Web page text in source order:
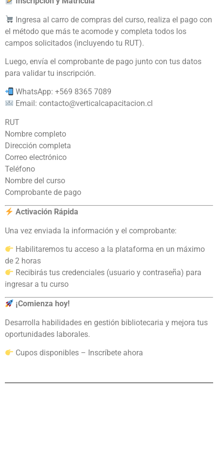
Ingresa al carro de compras del curso, realiza el pago con
el método que más te acomode y completa todos los
campos solicitados (incluyendo tu RUT).
Luego, envía el comprobante de pago junto con tus datos
para validar tu inscripción.
WhatsApp: +569 8365 7089
Email:contacto@verticalcapacitacion.cl
RUT
Nombre completo
Dirección completa
Correo electrónico
Teléfono
Nombre del curso
Comprobante de pago
Activación Rápida
Una vez enviada la información y el comprobante:
Habilitaremos tu acceso a la plataforma en un máximo
de 2 horas
Recibirás tus credenciales (usuario y contraseña) para
ingresar a tu curso
¡Comienza hoy!
Desarrolla habilidades en gestión bibliotecaria y mejora tus
oportunidades laborales.
Cupos disponibles – Inscríbete ahora